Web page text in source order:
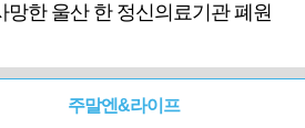
망한 울산 한 정신의료기관 폐원
주말엔&라이프